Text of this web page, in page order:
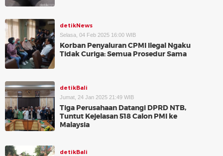
detikNews
Selasa, 04 Feb 2025 16:00 WIB
Korban Penyaluran CPMI Ilegal Ngaku
Tidak Curiga: Semua Prosedur Sama
detikBali
Jumat, 24 Jan 2025 21:49 WIB
Tiga Perusahaan Datangi DPRD NTB,
Tuntut Kejelasan 518 Calon PMI ke
Malaysia
detikBali